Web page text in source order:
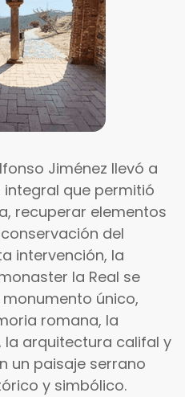
Jiménez llevó a
que permitió
recuperar elementos
del
intervención, la
la Real se
único,
romana, la
la arquitectura califal y
un paisaje serrano
y simbólico.